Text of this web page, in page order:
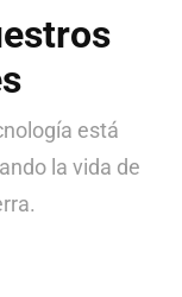
está
la vida de